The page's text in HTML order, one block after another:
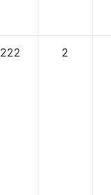
222 2